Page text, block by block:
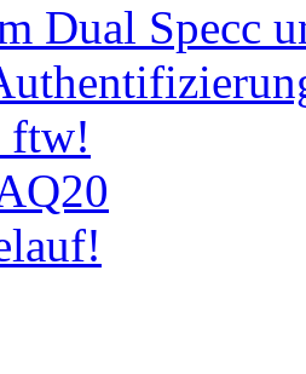
Dual Specc
ftw!